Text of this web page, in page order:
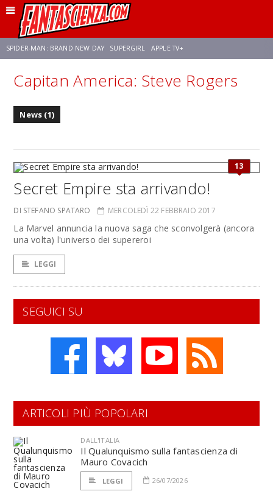
SPIDER-MAN: BRAND NEW DAY SUPERGIRL APPLE TV+
FRANCO RICCIARDIELLO ZENDAYA STAR TREK AVENGERS: DOOMSDAY
Capitan America: Steve Rogers
News (1)
13
Secret Empire sta arrivando!
DI STEFANO SPATARO MERCOLEDÌ 22 FEBBRAIO 2017
La Marvel annuncia la nuova saga che sconvolgerà (ancora
una volta) l'universo dei supereroi
LEGGI
SEGUICI SU
ARTICOLI PIÙ POPOLARI
DALL'ITALIA
Il Qualunquismo sulla fantascienza di
Mauro Covacich
LEGGI 26/07/2026